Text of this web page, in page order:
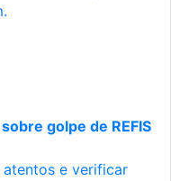
golpe de REFIS
e verificar